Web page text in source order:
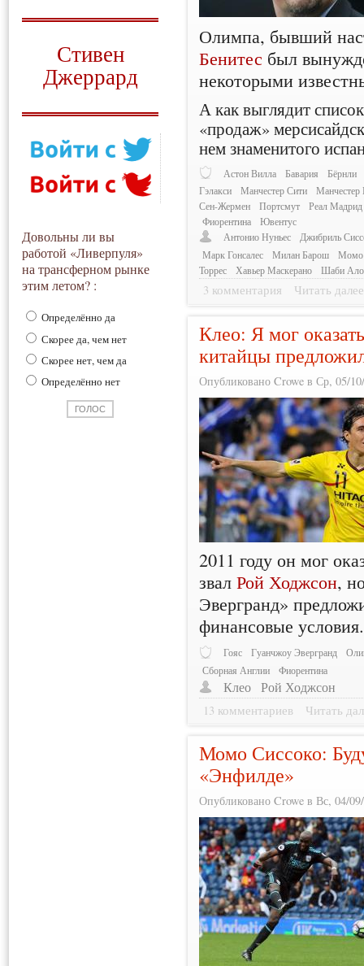
Стивен
Джеррард
Довольны ли вы
работой «Ливерпуля»
на трансферном рынке
этим летом? :
Определённо да
Скорее да, чем нет
Скорее нет, чем да
Определённо нет
Олимпа, бывший
Бенитес был
некоторыми
А как выглядит
«продаж»
нем знаменитого
Астон Вилла Бавария
Бёрнли
Гэлакси
Манчестер Сити
Манчестер
Сен-Жермен
Портсмут
Реал Мадрид
Фиорентина
Ювентус
Антонио Нуньес
Джибриль
Марк Гонсалес
Милан Барош
Момо
Торрес
Хавьер Маскерано Шаби
3 комментария Читать далее
Клео: Я мог
китайцы
Опубликовано Crowe в Ср, 05/
2011 году он мог
звалРой Ходжсон,
Эвергранд»
финансовые условия.
Гояс Гуанчжоу Эвергранд
Сборная Англии
Фиорентина
Клео Рой Ходжсон
13 комментариев Читать
Момо Сиссоко:
«Энфилде»
Опубликовано Crowe в Вс, 04/